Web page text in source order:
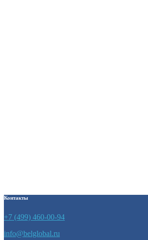
Контакты
+7 (499) 460-00-94
info@belglobal.ru